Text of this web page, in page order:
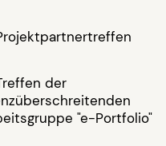
der
"e-Portfolio"